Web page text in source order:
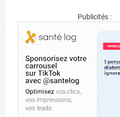
Publicités :